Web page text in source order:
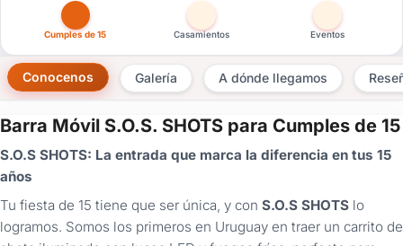
Otras versiones de esta ficha por tipo de festejo
Cumples de 15 Casamientos Eventos
Conocenos Galería A dónde llegamos
Barra Móvil S.O.S. SHOTS para Cumples de 15
S.O.S SHOTS: La entrada que marca la diferencia en tus 15
años
Tu fiesta de 15 tiene que ser única, y con S.O.S SHOTS lo
logramos. Somos los primeros en Uruguay en traer un carrito de
×
Consultar
¿Ya
tenés
cuenta?